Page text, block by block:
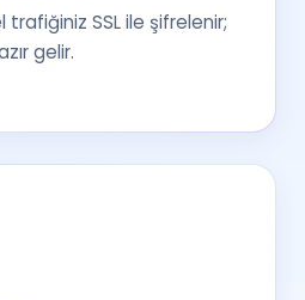
trafiğiniz SSL ile şifrelenir;
gelir.